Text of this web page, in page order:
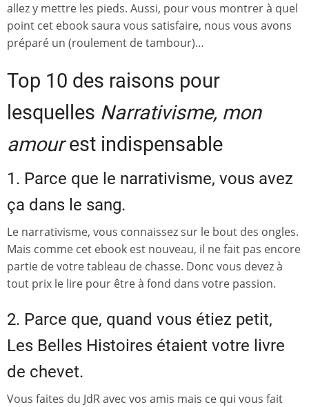
allez y mettre les pieds. Aussi, pour vous montrer à quel
point cet ebook saura vous satisfaire, nous vous avons
préparé un (roulement de tambour)…
Top 10 des raisons pour
lesquelles Narrativisme, mon
amourest indispensable
1. Parce que le narrativisme, vous avez
ça dans le sang.
Le narrativisme, vous connaissez sur le bout des ongles.
Mais comme cet ebook est nouveau, il ne fait pas encore
partie de votre tableau de chasse. Donc vous devez à
tout prix le lire pour être à fond dans votre passion.
2. Parce que, quand vous étiez petit,
Les Belles Histoires étaient votre livre
de chevet.
Vous faites du JdR avec vos amis mais ce qui vous fait